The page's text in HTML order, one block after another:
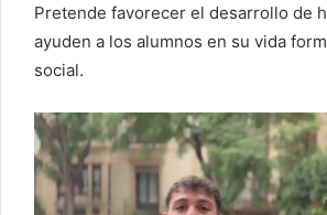
Pretende favorecer el desarrollo de
ayuden a los alumnos en su vida
social.